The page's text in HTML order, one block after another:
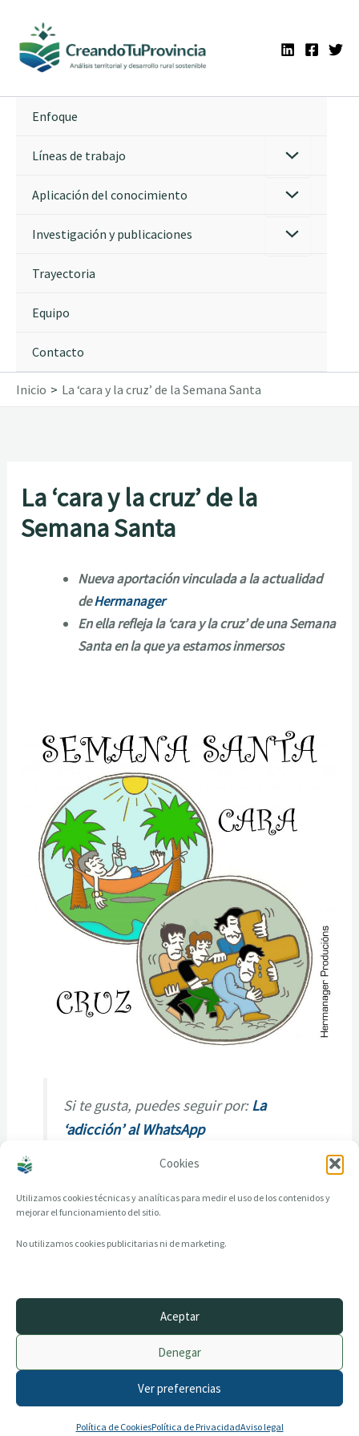
Cookies
Utilizamos cookies técnicas y analíticas para medir el uso de los contenidos y
mejorar el funcionamiento del sitio.
No utilizamos cookies publicitarias ni de marketing.
Aceptar
Denegar
Ver preferencias
Política de CookiesPolítica de PrivacidadAviso legal
contenido
Enfoque
Líneas de trabajo
Aplicación del conocimiento
Investigación y publicaciones
Trayectoria
Equipo
Contacto
Inicio La ‘cara y la cruz’ de la Semana Santa
La ‘cara y la cruz’ de la
Semana Santa
Nueva aportación vinculada a la actualidad
deHermanager
En ella refleja la ‘cara y la cruz’ de una Semana
Santa en la que ya estamos inmersos
Si te gusta, puedes seguir por:La
‘adicción’ al WhatsApp
© 2014–2026 creandotuprovincia.es · Todos los derechos reservados
Política de Cookies
Archivo histórico